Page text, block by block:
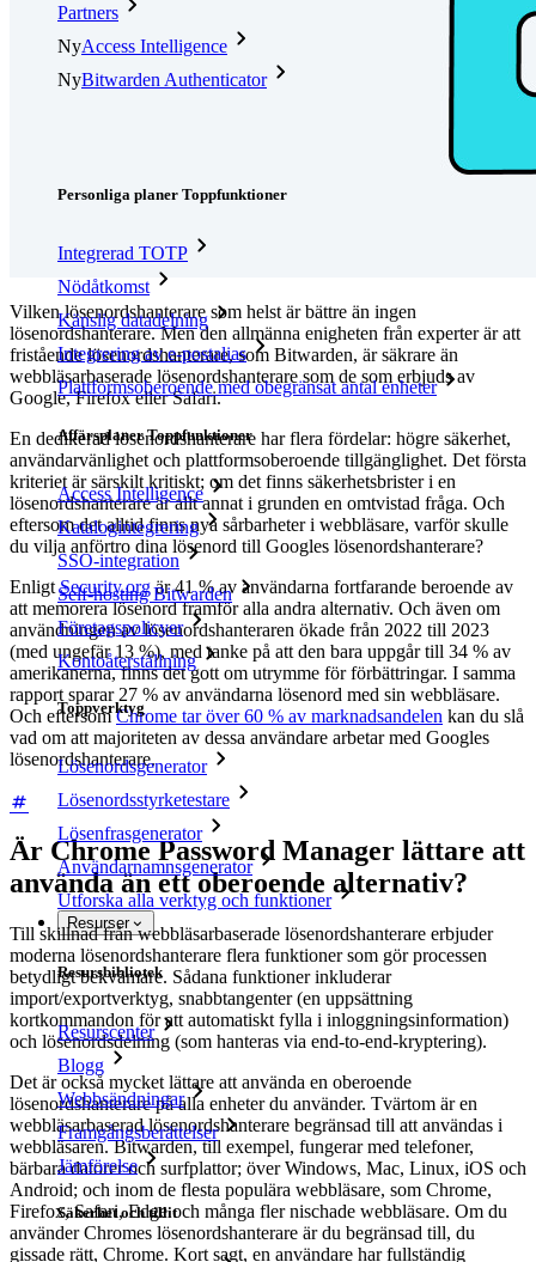
Partners
NyAccess Intelligence
NyBitwarden Authenticator
Personliga planer Toppfunktioner
Integrerad TOTP
Nödåtkomst
Känslig datadelning
Integrering av e-postalias
Plattformsoberoende med obegränsat antal enheter
Affärsplaner Toppfunktioner
Access Intelligence
Katalogintegrering
SSO-integration
Self-hosting Bitwarden
Företagspolicyer
Kontoåterställning
Toppverktyg
Lösenordsgenerator
Lösenordsstyrketestare
Lösenfrasgenerator
Användarnamnsgenerator
Utforska alla verktyg och funktioner
Resurser
Resursbibliotek
Resurscenter
Blogg
Webbsändningar
Framgångsberättelser
Jämförelse
Säkerhet och tillit
Vilken lösenordshanterare som helst är bättre än ingen
lösenordshanterare. Men den allmänna enigheten från experter är att
fristående lösenordshanterare, som Bitwarden, är säkrare än
webbläsarbaserade lösenordshanterare som de som erbjuds av
Google, Firefox eller Safari.
En dedikerad lösenordshanterare har flera fördelar: högre säkerhet,
användarvänlighet och plattformsoberoende tillgänglighet. Det första
kriteriet är särskilt kritiskt; om det finns säkerhetsbrister i en
lösenordshanterare är allt annat i grunden en omtvistad fråga. Och
eftersom det alltid finns nya sårbarheter i webbläsare, varför skulle
du vilja anförtro dina lösenord till Googles lösenordshanterare?
EnligtSecurity.orgär 41 % av användarna fortfarande beroende av
att memorera lösenord framför alla andra alternativ. Och även om
användningen av lösenordshanteraren ökade från 2022 till 2023
(med ungefär 13 %), med tanke på att den bara uppgår till 34 % av
amerikanerna, finns det gott om utrymme för förbättringar. I samma
rapport sparar 27 % av användarna lösenord med sin webbläsare.
Och eftersomChrome tar över 60 % av marknadsandelen kan du slå
vad om att majoriteten av dessa användare arbetar med Googles
lösenordshanterare.
Är Chrome Password Manager lättare att
använda än ett oberoende alternativ?
Till skillnad från webbläsarbaserade lösenordshanterare erbjuder
moderna lösenordshanterare flera funktioner som gör processen
betydligt bekvämare. Sådana funktioner inkluderar
import/exportverktyg, snabbtangenter (en uppsättning
kortkommandon för att automatiskt fylla i inloggningsinformation)
och lösenordsdelning (som hanteras via end-to-end-kryptering).
Det är också mycket lättare att använda en oberoende
lösenordshanterare på alla enheter du använder. Tvärtom är en
webbläsarbaserad lösenordshanterare begränsad till att användas i
webbläsaren. Bitwarden, till exempel, fungerar med telefoner,
bärbara datorer och surfplattor; över Windows, Mac, Linux, iOS och
Android; och inom de flesta populära webbläsare, som Chrome,
Firefox, Safari, Edge och många fler nischade webbläsare. Om du
använder Chromes lösenordshanterare är du begränsad till, du
gissade rätt, Chrome. Kort sagt, en användare har fullständig